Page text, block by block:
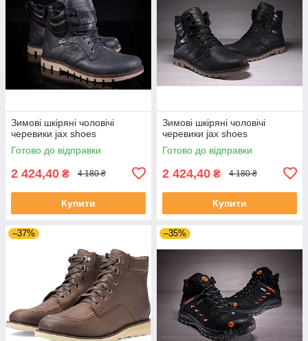
Зимові шкіряні чоловічі
черевики jax shoes
Готово до відправки
2 424,40 ₴ 4 180 ₴
Купити
Зимові шкіряні чоловічі
черевики jax shoes
Готово до відправки
2 424,40 ₴ 4 180 ₴
Купити
–37% –35%